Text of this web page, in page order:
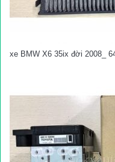
xe BMW X6 35ix đời 2008_